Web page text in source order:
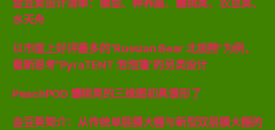
金豆荚设计清单：模型、种养屋、蟠桃荚、农豆荚、
水天舟
以市面上好评最多的“Russian Bear 北极熊”为例，
重新思考“PyraTENT 泡泡篷”的另类设计
PeachPOD 蟠桃荚的三维图初具雏形了
金豆荚简介：从传统单层膜大棚与新型双层膜大棚的